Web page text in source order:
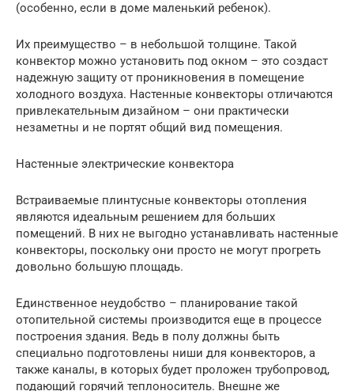
(особенно, если в доме маленький ребенок).
Их преимущество – в небольшой толщине. Такой
конвектор можно установить под окном – это создаст
надежную защиту от проникновения в помещение
холодного воздуха. Настенные конвекторы отличаются
привлекательным дизайном – они практически
незаметны и не портят общий вид помещения.
Настенные электрические конвектора
Встраиваемые плинтусные конвекторы отопления
являются идеальным решением для больших
помещений. В них не выгодно устанавливать настенные
конвекторы, поскольку они просто не могут прогреть
довольно большую площадь.
Единственное неудобство – планирование такой
отопительной системы производится еще в процессе
построения здания. Ведь в полу должны быть
специально подготовлены ниши для конвекторов, а
также каналы, в которых будет проложен трубопровод,
подающий горячий теплоноситель. Внешне же